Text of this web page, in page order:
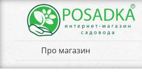
Про магазин